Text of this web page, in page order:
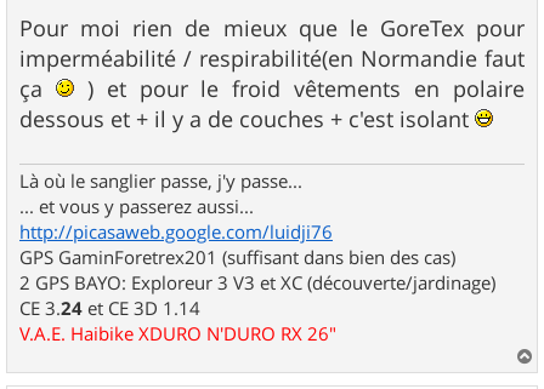
s
s
a
g
e
Pour moi rien de mieux que le GoreTex pour
imperméabilité / respirabilité(en Normandie faut
ça
) et pour le froid vêtements en polaire
dessous et + il y a de couches + c'est isolant
Là où le sanglier passe, j'y passe...
... et vous y passerez aussi...
http://picasaweb.google.com/luidji76
GPS GaminForetrex201 (suffisant dans bien des cas)
2 GPS BAYO: Exploreur 3 V3 et XC (découverte/jardinage)
CE 3.24 et CE 3D 1.14
V.A.E. Haibike XDURO N'DURO RX 26"
a